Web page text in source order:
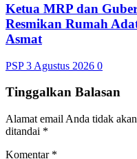
Ketua MRP dan
Resmikan Rumah
Asmat
PSP3 Agustus 2026 0
Tinggalkan Balasan
Alamat email Anda tidak
ditandai *
Komentar *